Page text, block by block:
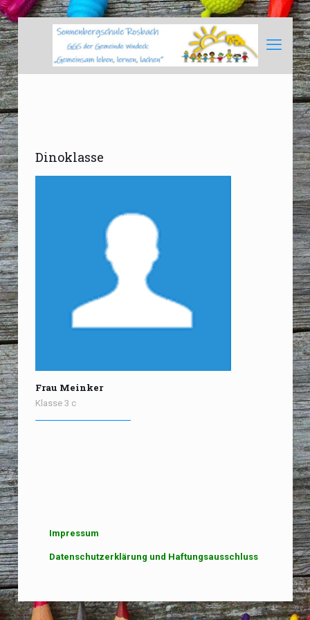
Dinoklasse
Frau Meinker
Klasse 3 c
Impressum
Datenschutzerklärung und Haftungsausschluss